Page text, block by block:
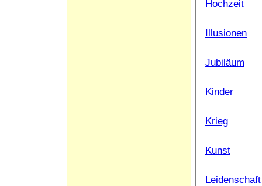
Hochzeit
Illusionen
Jubiläum
Kinder
Krieg
Kunst
Leidenschaft